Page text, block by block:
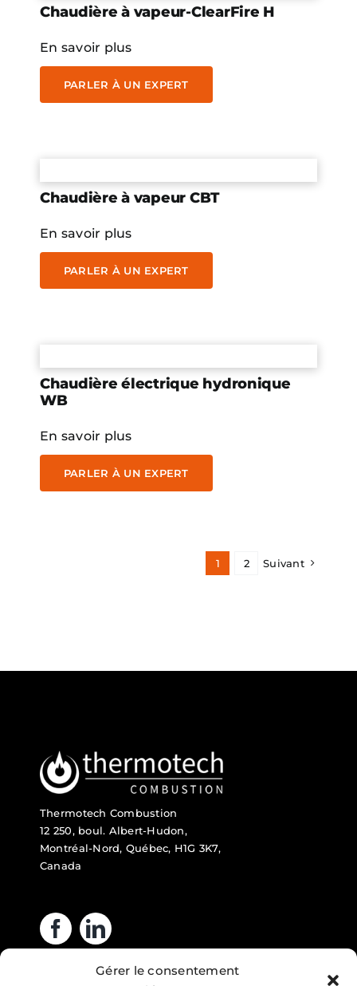
Gérer le consentement
Chaudière à vapeur-ClearFire H
En savoir plus
PARLER À UN EXPERT
Chaudière à vapeur CBT
En savoir plus
PARLER À UN EXPERT
Chaudière électrique hydronique
WB
En savoir plus
PARLER À UN EXPERT
1 2 Suivant
Thermotech Combustion
12 250, boul. Albert-Hudon,
Montréal-Nord, Québec, H1G 3K7,
Canada